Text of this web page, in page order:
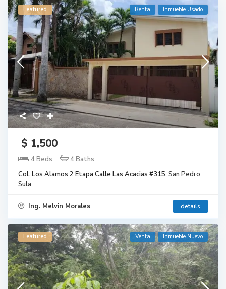
Featured Renta Inmueble Usado
$ 1,500
4 Beds
4 Baths
Col. Los Alamos 2 Etapa Calle Las Acacias #315, San Pedro
Sula
Ing. Melvin Morales details
Featured Venta Inmueble Nuevo